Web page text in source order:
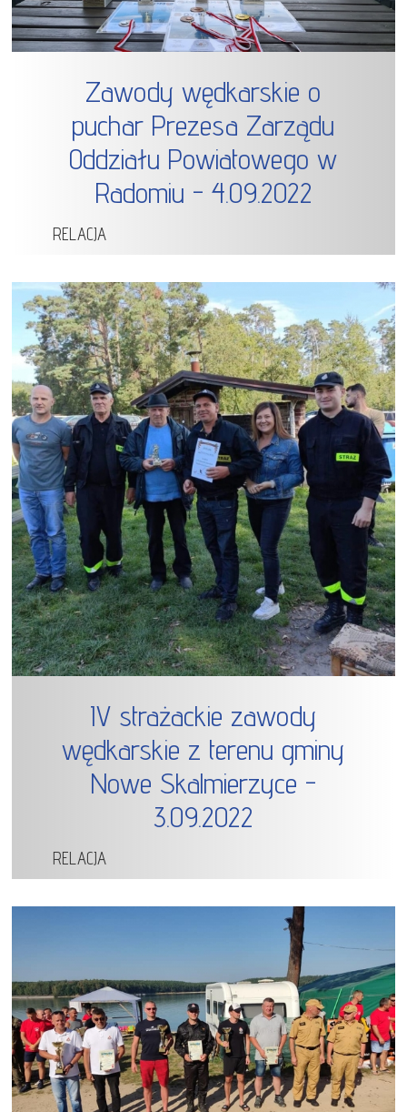
Zawody wędkarskie o
puchar Prezesa Zarządu
Oddziału Powiatowego w
Radomiu - 4.09.2022
RELACJA
IV strażackie zawody
wędkarskie z terenu gminy
Nowe Skalmierzyce -
3.09.2022
RELACJA